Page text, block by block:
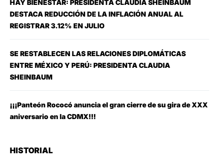
HAY BIENESTAR: PRESIDENTA CLAUDIA SHEINBAUM
DESTACA REDUCCIÓN DE LA INFLACIÓN ANUAL AL
REGISTRAR 3.12% EN JULIO
SE RESTABLECEN LAS RELACIONES DIPLOMÁTICAS
ENTRE MÉXICO Y PERÚ: PRESIDENTA CLAUDIA
SHEINBAUM
¡¡¡Panteón Rococó anuncia el gran cierre de su gira de XXX
aniversario en la CDMX!!!
HISTORIAL